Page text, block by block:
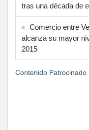
tras una década de
Comercio entre
alcanza su mayor
2015
Contenido Patrocinado